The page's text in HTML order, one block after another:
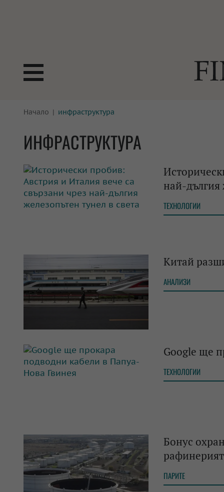
БОРСИ
КРИПТО
ПАРИТЕ
ЗАСТРАХОВАНЕ
ИМОТИ
Начало инфраструктура
ИНФРАСТРУКТУРА
най-дългия
ТЕХНОЛОГИИ
Китай
АНАЛИЗИ
Google ще
ТЕХНОЛОГИИ
Бонус
ПАРИТЕ